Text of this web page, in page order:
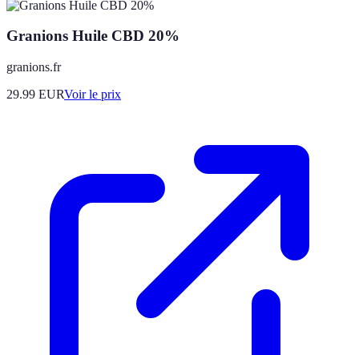
Granions Huile CBD 20%
granions.fr
29.99 EURVoir le prix